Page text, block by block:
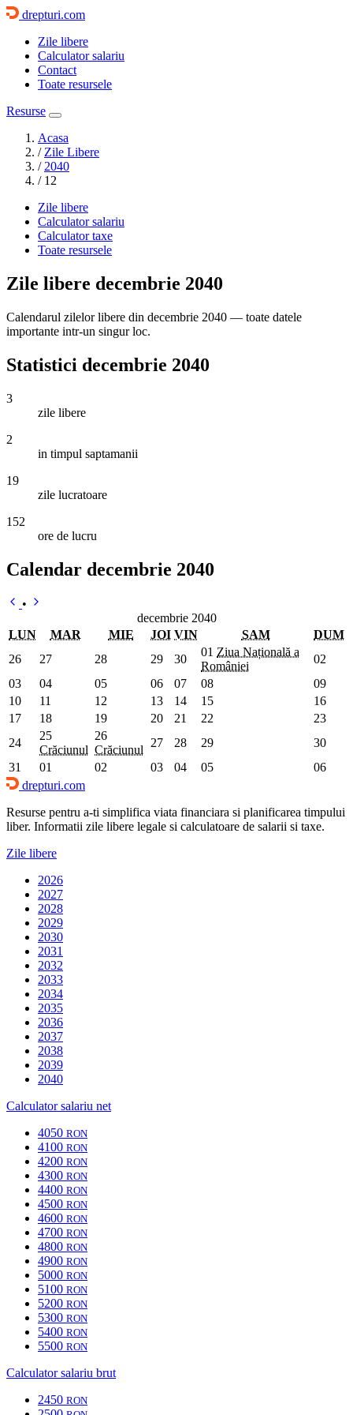
drepturi.com
Zile libere
Calculator salariu
Contact
Toate resursele
Resurse
Acasa
/ Zile Libere
/ 2040
/ 12
Zile libere
Calculator salariu
Calculator taxe
Toate resursele
Zile libere decembrie 2040
Calendarul zilelor libere din decembrie 2040 — toate datele
importante intr-un singur loc.
Statistici decembrie 2040
3
zile libere
2
in timpul saptamanii
19
zile lucratoare
152
ore de lucru
Calendar decembrie 2040
•
decembrie 2040
LUN
MAR MIE JOI VIN SAM
DUM
26
27 28 29 30
01 Ziua Națională a
României
02
03
04 05 06 07 08
09
10
11 12 13 14 15
16
17
18 19 20 21 22
23
24
25
Crăciunul
26
Crăciunul
27 28 29
30
31
01 02 03 04 05
06
drepturi.com
Resurse pentru a-ti simplifica viata financiara si planificarea timpului
liber. Informatii zile libere legale si calculatoare de salarii si taxe.
Zile libere
2026
2027
2028
2029
2030
2031
2032
2033
2034
2035
2036
2037
2038
2039
2040
Calculator salariu net
4050 RON
4100 RON
4200 RON
4300 RON
4400 RON
4500 RON
4600 RON
4700 RON
4800 RON
4900 RON
5000 RON
5100 RON
5200 RON
5300 RON
5400 RON
5500 RON
Calculator salariu brut
2450 RON